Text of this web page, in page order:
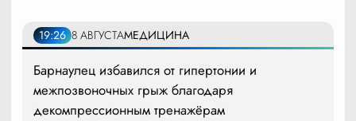
19:26 8 АВГУСТАМЕДИЦИНА
Барнаулец избавился от гипертонии и
межпозвоночных грыж благодаря
декомпрессионным тренажёрам